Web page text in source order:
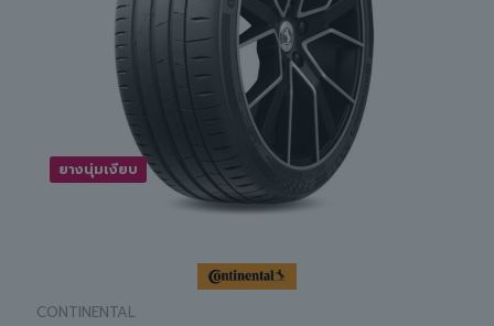
ยางนุ่มเงียบ
CONTINENTAL